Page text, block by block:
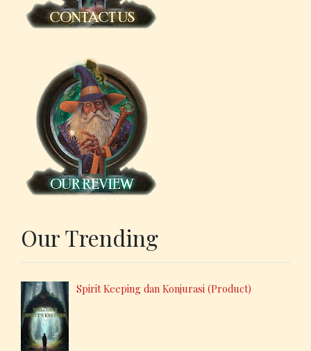
Our Trending
Spirit Keeping dan Konjurasi (Product)